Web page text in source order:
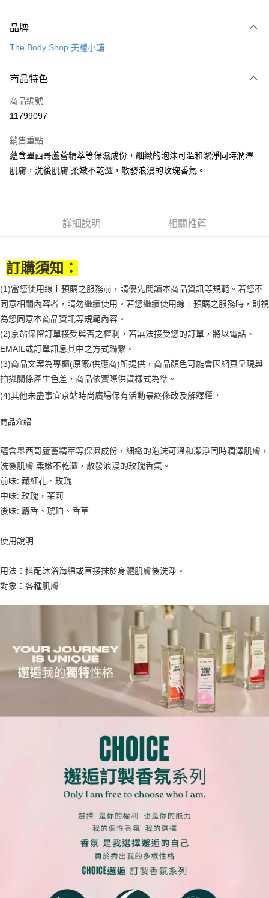
信用卡一次付款
Apple Pay
街口支付
Google Pay
全盈+PAY
【大哥付你分期使用說明】
1.本服務由台灣大哥大提供，台灣大哥大用戶可立即使用無須另外申請。
成交易。
3.實際核准額度、可分期數及費用金額請依後續交易確認頁面所載為準。
4.訂單成立30分鐘內，如未前往確認交易或遇審核未通過，訂單將自動取
消。如遇「轉專審核」未通過狀況，表示未達大哥付你分期系統評分，恕無
法說明評估內容。
【繳款方式說明】
醒簡訊。
2.透過簡訊連結打開帳單後，可選擇「超商條碼／台灣大直營門市／銀行轉
帳／街口支付／iPASS MONEY」等通路繳費。
【注意事項】
1.本服務係由「台灣大哥大股份有限公司」（以下簡稱本公司）所提供，讓
用戶於交易時，得透過本服務購買商品或服務，並由商店將買賣／分期付款
2.基於同意付款使用「大哥付你分期」之契約關係目的，商店將以您的個人
由本公司與您本人進行分期帳單所需資料之確認、核對及更正。
3.完整用戶服務條款，請詳閱以下連結：https://oppay.tw/userRule
AFTEE先享後付
AFTEE先享後付是「在收到商品之後才付款」的支付方式。 讓您購物簡單
便利好安心！
１．簡單：不需註冊會員、不需綁卡、不需儲值。
２．便利：只要手機號碼，簡訊認證，即可結帳。
３．安心：先確認商品／服務後，再付款。
【「AFTEE先享後付」結帳流程】
結帳頁面，進行簡訊認證並確認金額後，即可完成結帳。
２．訂單成立數日內，您將收到繳費通知簡訊。
３．收到繳費通知簡訊後14天內，點擊此簡訊中的連結，可透過四大超商／
ATM／網路銀行／等多元方式進行付款，方視為交易完成。
※ 請注意：結帳手續完成當下不需立刻繳費，但若您需要取消訂單，請聯絡
後付繳納相關費用。
客戶支援中心」https://netprotections.freshdesk.com/support/home
【注意事項】
１．透過由恩沛科技股份有限公司提供之「AFTEE先享後付」服務完成之交
易，需依本服務之必要範圍內提供個人資料，並將交易相關給付款項請求債
２．關於個人資料處理事宜，請瀏覽以下網址：
３．未成年的使用者請事先徵得法定代理人或監護人之同意方可使用
「AFTEE先享後付」，若未經同意申辦者引起之損失，本公司不負相關責
４．使用「AFTEE先享後付」時，將依據個別帳號之用戶狀況，依本公司即
時審查核予不同之上限額度；若仍有額度不足之情形，本公司將視審查結果
請求用戶進行身份認證。
恩沛科技股份有限公司將有權停止該用戶之使用額度並採取法律行動。
ATM付款
運送方式
付款後全家取貨
每筆NT$70，滿NT$899(含以上)免運費
付款後7-11取貨
每筆NT$70，滿NT$899(含以上)免運費
宅配
免運費
品牌
The Body Shop 美體小舖
商品特色
商品編號
11799097
銷售重點
蘊含墨西哥蘆薈精萃等保濕成份，細緻的泡沫可溫和潔淨同時潤澤
肌膚，洗後肌膚 柔嫩不乾澀，散發浪漫的玫瑰香氣。
詳細說明 相關推薦
訂購須知：
(1)當您使用線上預購之服務前，請優先閱讀本商品資訊等規範。若您不
同意相關內容者，請勿繼續使用。若您繼續使用線上預購之服務時，則視
為您同意本商品資訊等規範內容。
(2)京站保留訂單接受與否之權利，若無法接受您的訂單，將以電話、
EMAIL或訂單訊息其中之方式聯繫。
(3)商品文案為專櫃(原廠/供應商)所提供，商品顏色可能會因網頁呈現與
拍攝關係產生色差，商品依實際供貨樣式為準。
(4)其他未盡事宜京站時尚廣場保有活動最終修改及解釋權。
商品介紹
蘊含墨西哥蘆薈精萃等保濕成份，細緻的泡沫可溫和潔淨同時潤澤肌膚，
洗後肌膚 柔嫩不乾澀，散發浪漫的玫瑰香氣。
前味: 藏紅花、玫瑰
中味: 玫瑰，茉莉
後味: 麝香、琥珀、香草
使用說明
用法：搭配沐浴海綿或直接抹於身體肌膚後洗淨。
對象：各種肌膚